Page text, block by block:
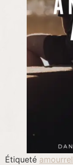
Étiqueté amour